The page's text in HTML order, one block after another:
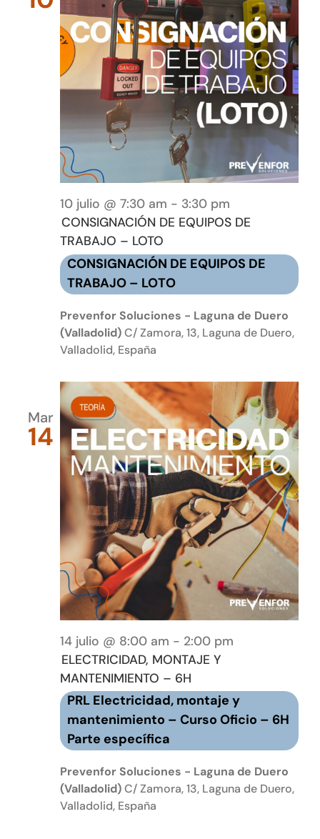
10 julio @ 7:30 am - 3:30 pm
CONSIGNACIÓN DE EQUIPOS DE
TRABAJO – LOTO
CONSIGNACIÓN DE EQUIPOS DE
TRABAJO – LOTO
Prevenfor Soluciones - Laguna de Duero
(Valladolid)C/ Zamora, 13, Laguna de Duero,
Valladolid, España
Mar
14
14 julio @ 8:00 am - 2:00 pm
ELECTRICIDAD, MONTAJE Y
MANTENIMIENTO – 6H
PRL Electricidad, montaje y
mantenimiento – Curso Oficio – 6H
Parte específica
Prevenfor Soluciones - Laguna de Duero
(Valladolid)C/ Zamora, 13, Laguna de Duero,
Valladolid, España